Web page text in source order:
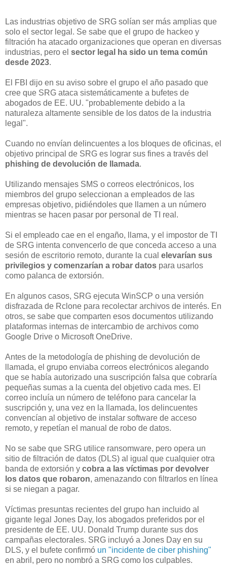
Las industrias objetivo de SRG solían ser más amplias que
solo el sector legal. Se sabe que el grupo de hackeo y
filtración ha atacado organizaciones que operan en diversas
industrias, pero el sector legal ha sido un tema común
desde 2023.
El FBI dijo en su aviso sobre el grupo el año pasado que
cree que SRG ataca sistemáticamente a bufetes de
abogados de EE. UU. "probablemente debido a la
naturaleza altamente sensible de los datos de la industria
legal".
Cuando no envían delincuentes a los bloques de oficinas, el
objetivo principal de SRG es lograr sus fines a través del
phishing de devolución de llamada.
Utilizando mensajes SMS o correos electrónicos, los
miembros del grupo seleccionan a empleados de las
empresas objetivo, pidiéndoles que llamen a un número
mientras se hacen pasar por personal de TI real.
Si el empleado cae en el engaño, llama, y el impostor de TI
de SRG intenta convencerlo de que conceda acceso a una
sesión de escritorio remoto, durante la cual elevarían sus
privilegios y comenzarían a robar datos para usarlos
como palanca de extorsión.
En algunos casos, SRG ejecuta WinSCP o una versión
disfrazada de Rclone para recolectar archivos de interés. En
otros, se sabe que comparten esos documentos utilizando
plataformas internas de intercambio de archivos como
Google Drive o Microsoft OneDrive.
Antes de la metodología de phishing de devolución de
llamada, el grupo enviaba correos electrónicos alegando
que se había autorizado una suscripción falsa que cobraría
pequeñas sumas a la cuenta del objetivo cada mes. El
correo incluía un número de teléfono para cancelar la
suscripción y, una vez en la llamada, los delincuentes
convencían al objetivo de instalar software de acceso
remoto, y repetían el manual de robo de datos.
No se sabe que SRG utilice ransomware, pero opera un
sitio de filtración de datos (DLS) al igual que cualquier otra
banda de extorsión y cobra a las víctimas por devolver
los datos que robaron, amenazando con filtrarlos en línea
si se niegan a pagar.
Víctimas presuntas recientes del grupo han incluido al
gigante legal Jones Day, los abogados preferidos por el
presidente de EE. UU. Donald Trump durante sus dos
campañas electorales. SRG incluyó a Jones Day en su
DLS, y el bufete confirmó un "incidente de ciber phishing"
en abril, pero no nombró a SRG como los culpables.